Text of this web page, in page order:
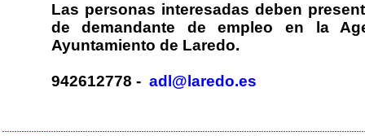
Las personas interesadas deben
de demandante de empleo en la
Ayuntamiento de Laredo.
942612778 - adl@laredo.es